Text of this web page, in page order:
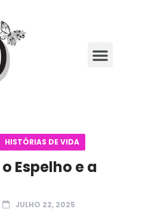
HISTÓRIAS DE VIDA
Espelho e a
JULHO 22, 2025